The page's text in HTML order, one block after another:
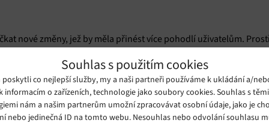
Souhlas s použitím cookies
poskytli co nejlepší služby, my a naši partneři používáme k ukládání a/
informacím o zařízeních, technologie jako soubory cookies. Souhlas s
nám a našim partnerům umožní zpracovávat osobní údaje, jako je
nebo jedinečná ID na tomto webu. Nesouhlas nebo odvolání souhlasu
nové změny, jež by měla přinést více pohodlí uživatelům.
na velkém PC a trasu pak sdílet s
se na obou zařízeních přihlásit ke svému profilu a následně
velké obrazovce je pak možné trasu pohodlně naplánovat a